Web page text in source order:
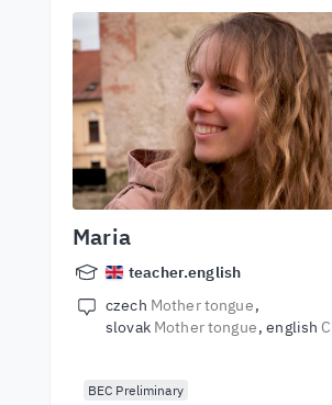
Maria
teacher.english
czech Mother tongue
slovak Mother tongue english
BEC Preliminary